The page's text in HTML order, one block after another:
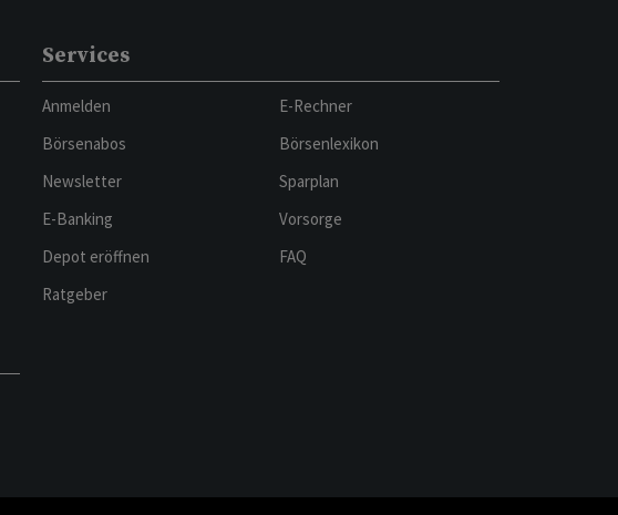
Services
Anmelden
Börsenabos
Newsletter
E-Banking
Depot eröffnen
Ratgeber
E-Rechner
Börsenlexikon
Sparplan
Vorsorge
FAQ